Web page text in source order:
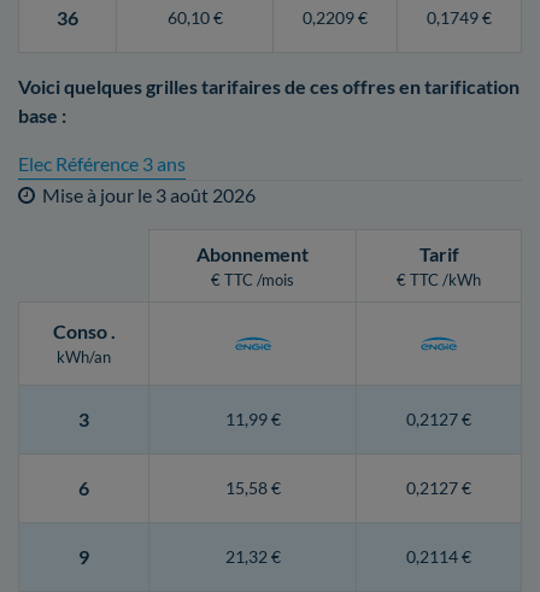
36 60,10 € 0,2209 € 0,1749 €
Voici quelques grilles tarifaires de ces offres en tarification
base :
Elec Référence 3 ans
Mise à jour le 3 août 2026
Abonnement
€ TTC /mois
Tarif
€ TTC /kWh
Conso.
kWh/an
3 11,99 € 0,2127 €
6 15,58 € 0,2127 €
9 21,32 € 0,2114 €